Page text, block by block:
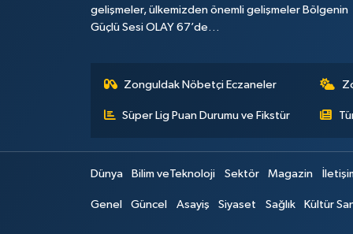
gelişmeler, ülkemizden önemli gelişmeler Bölgenin
Güçlü Sesi OLAY 67’de…
Zonguldak Nöbetçi Eczaneler
Süper Lig Puan Durumu ve Fikstür
Dünya Bilim veTeknoloji Sektör Magazin
Genel Güncel Asayiş Siyaset Sağlık Kültür